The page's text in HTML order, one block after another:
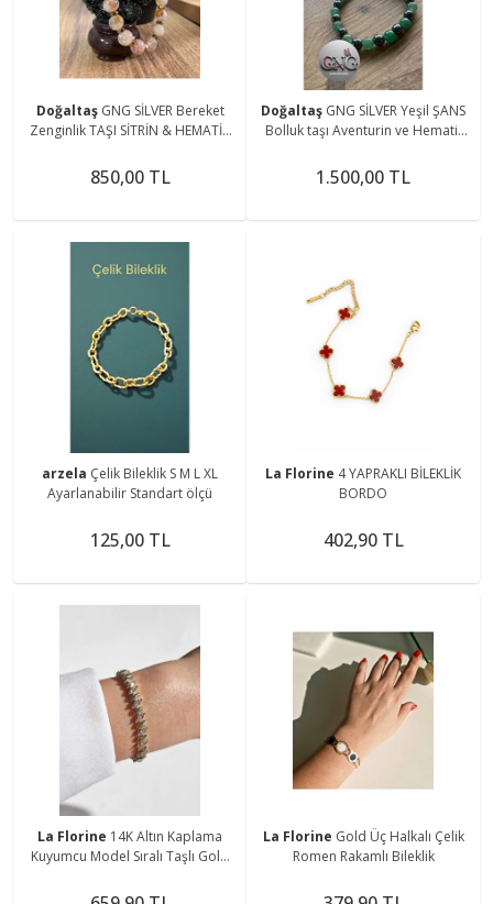
Doğaltaş GNG SİLVER Bereket
Zenginlik TAŞI SİTRİN & HEMATİT
BİLEKLİK
850,00 TL
Doğaltaş GNG SİLVER Yeşil ŞANS
Bolluk taşı Aventurin ve Hematit
1.500,00 TL
arzela Çelik Bileklik S M L XL
Ayarlanabilir Standart ölçü
125,00 TL
La Florine 4 YAPRAKLI BİLEKLİK
BORDO
402,90 TL
La Florine 14K Altın Kaplama
Kuyumcu Model Sıralı Taşlı Gold
La Florine Gold Üç Halkalı Çelik
Romen Rakamlı Bileklik